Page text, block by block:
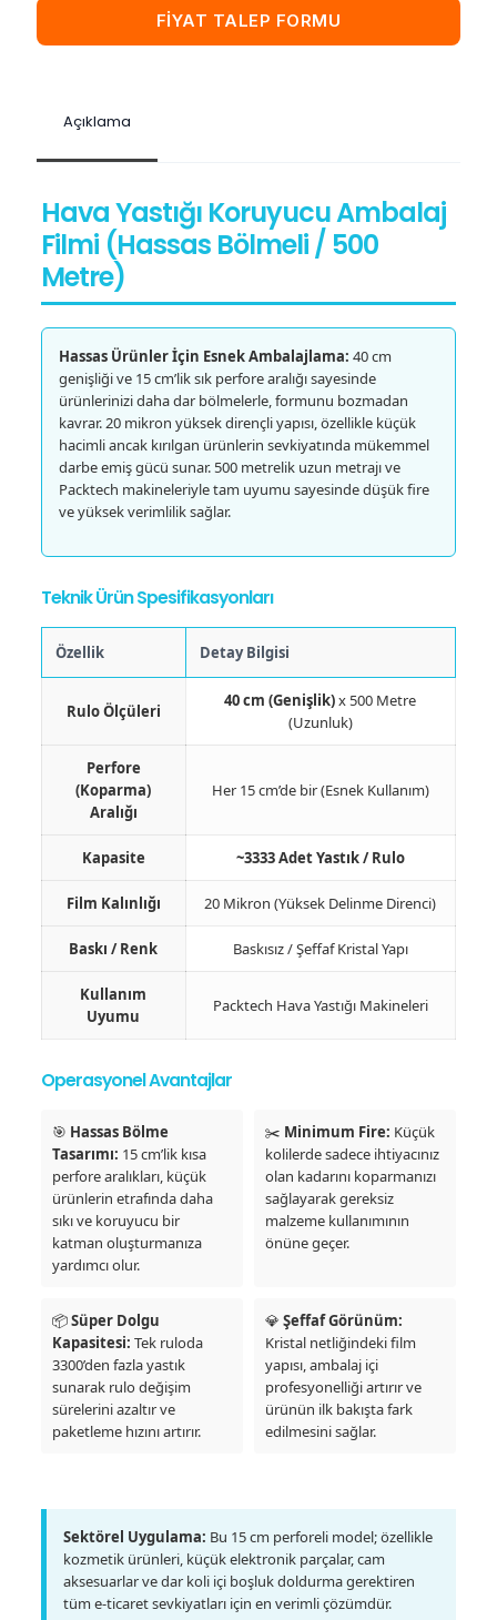
FİYAT TALEP FORMU
Açıklama
Hava Yastığı Koruyucu Ambalaj
Filmi (Hassas Bölmeli / 500
Metre)
Hassas Ürünler İçin Esnek Ambalajlama: 40 cm
genişliği ve 15 cm’lik sık perfore aralığı sayesinde
ürünlerinizi daha dar bölmelerle, formunu bozmadan
kavrar. 20 mikron yüksek dirençli yapısı, özellikle küçük
hacimli ancak kırılgan ürünlerin sevkiyatında mükemmel
darbe emiş gücü sunar. 500 metrelik uzun metrajı ve
Packtech makineleriyle tam uyumu sayesinde düşük fire
ve yüksek verimlilik sağlar.
Teknik Ürün Spesifikasyonları
Özellik Detay Bilgisi
Rulo Ölçüleri
40 cm (Genişlik)x 500 Metre
(Uzunluk)
Perfore
(Koparma)
Aralığı
Her 15 cm’de bir (Esnek Kullanım)
Kapasite ~3333 Adet Yastık / Rulo
Film Kalınlığı 20 Mikron (Yüksek Delinme Direnci)
Baskı / Renk Baskısız / Şeffaf Kristal Yapı
Kullanım
Uyumu
Packtech Hava Yastığı Makineleri
Operasyonel Avantajlar
🎯 Hassas Bölme
Tasarımı: 15 cm’lik kısa
perfore aralıkları, küçük
ürünlerin etrafında daha
sıkı ve koruyucu bir
katman oluşturmanıza
yardımcı olur.
✂️ Minimum Fire: Küçük
kolilerde sadece ihtiyacınız
olan kadarını koparmanızı
sağlayarak gereksiz
malzeme kullanımının
önüne geçer.
📦Süper Dolgu
Kapasitesi: Tek ruloda
3300’den fazla yastık
sunarak rulo değişim
sürelerini azaltır ve
paketleme hızını artırır.
💎Şeffaf Görünüm:
Kristal netliğindeki film
yapısı, ambalaj içi
profesyonelliği artırır ve
ürünün ilk bakışta fark
edilmesini sağlar.
Sektörel Uygulama: Bu 15 cm perforeli model; özellikle
kozmetik ürünleri, küçük elektronik parçalar, cam
aksesuarlar ve dar koli içi boşluk doldurma gerektiren
tüm e-ticaret sevkiyatları için en verimli çözümdür.